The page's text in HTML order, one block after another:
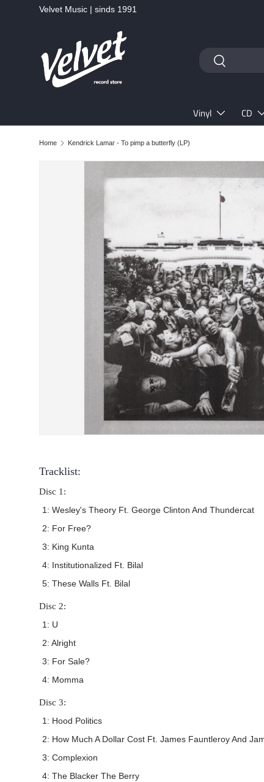
Velvet Music | sinds 1991
ZoekenZoeken
Vinyl CD
Home Kendrick Lamar - To pimp a butterfly (LP)
Ga direct naar productinformatie
Tracklist:
Disc 1:
1: Wesley's Theory Ft. George Clinton And Thundercat
2: For Free?
3: King Kunta
4: Institutionalized Ft. Bilal
5: These Walls Ft. Bilal
Disc 2:
1: U
2: Alright
3: For Sale?
4: Momma
Disc 3:
1: Hood Politics
2: How Much A Dollar Cost Ft. James Fauntleroy And
3: Complexion
4: The Blacker The Berry